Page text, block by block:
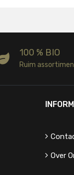
100 % BIO
Ruim
Over